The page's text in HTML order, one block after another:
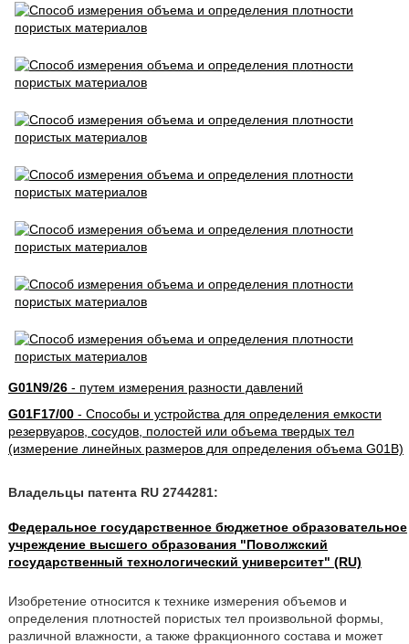
G01N9/26- путем измерения разности давлений
G01F17/00- Способы и устройства для определения емкости
резервуаров, сосудов, полостей или объема твердых тел
(измерение линейных размеров для определения объема G01B)
Владельцы патента RU 2744281:
Федеральное государственное бюджетное образовательное
учреждение высшего образования "Поволжский
государственный технологический университет" (RU)
Изобретение относится к технике измерения объемов и
определения плотностей пористых тел произвольной формы,
различной влажности, а также фракционного состава и может